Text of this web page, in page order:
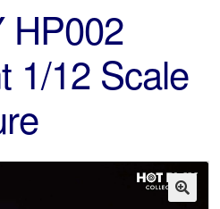
HP002
1/12 Scale